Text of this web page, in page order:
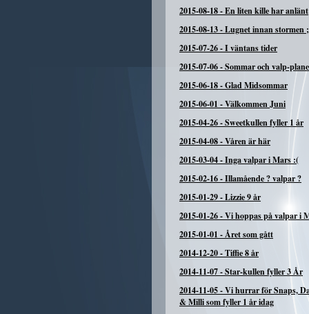
2015-08-18-En liten kille har anlänt
2015-08-13-Lugnet innan stormen
2015-07-26-I väntans tider
2015-07-06-Sommar och valp-
2015-06-18-Glad Midsommar
2015-06-01 -Välkommen Juni
2015-04-26-Sweetkullen fyller 1 år
2015-04-08-Våren är här
2015-03-04-Inga valpar i Mars :(
2015-02-16-Illamående ? valpar ?
2015-01-29-Lizzie 9 år
2015-01-26-Vi hoppas på valpar i
2015-01-01 -Året som gått
2014-12-20-Tiffie 8 år
2014-11-07-Star-kullen fyller 3 År
2014-11-05-Vi hurrar för Snaps,
& Milli som fyller 1 år idag